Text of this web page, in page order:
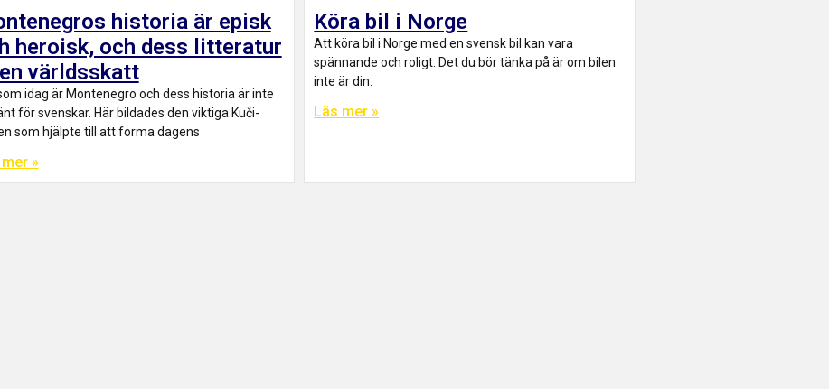
historia är episk
heroisk, och dess litteratur
världsskatt
idag är Montenegro och dess historia är inte
för svenskar. Här bildades den viktiga Kuči-
som hjälpte till att forma dagens
»
Köra bil i Norge
Att köra bil i Norge med en svensk bil kan vara
spännande och roligt. Det du bör tänka på är om bilen
inte är din.
Läs mer »